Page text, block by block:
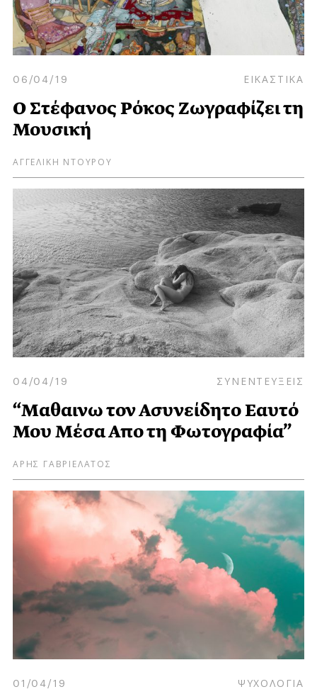
06/04/19 ΕΙΚΑΣΤΙΚΑ
Ο Στέφανος Ρόκος Ζωγραφίζει τη
Μουσική
ΑΓΓΕΛΙΚΗ ΝΤΟΥΡΟΥ
04/04/19 ΣΥΝΕΝΤΕΥΞΕΙΣ
“Μαθαινω τον Ασυνείδητο Εαυτό
Μου Μέσα Απο τη Φωτογραφία”
ΑΡΗΣ ΓΑΒΡΙΕΛΑΤΟΣ
01/04/19 ΨΥΧΟΛΟΓΙΑ